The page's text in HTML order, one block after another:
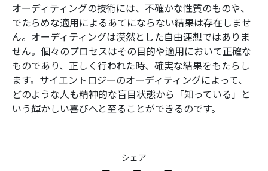
オーディティングの技術には、不確かな性質のものや、
でたらめな適用によるあてにならない結果は存在しませ
ん。オーディティングは漠然とした自由連想ではありま
せん。個々のプロセスはその目的や適用において正確な
ものであり、正しく行われた時、確実な結果をもたらし
ます。サイエントロジーのオーディティングによって、
どのような人も精神的な盲目状態から「知っている」と
いう輝かしい喜びへと至ることができるのです。
シェア